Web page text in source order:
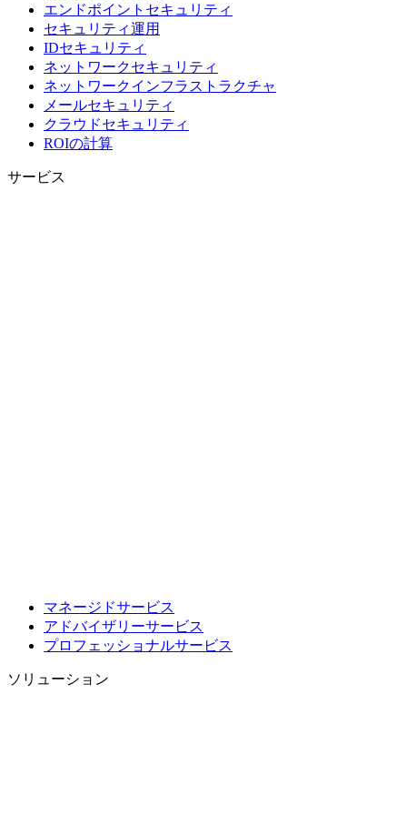
エンドポイントセキュリティ
セキュリティ運用
IDセキュリティ
ネットワークセキュリティ
ネットワークインフラストラクチャ
メールセキュリティ
クラウドセキュリティ
ROIの計算
サービス
マネージドサービス
アドバイザリーサービス
プロフェッショナルサービス
ソリューション